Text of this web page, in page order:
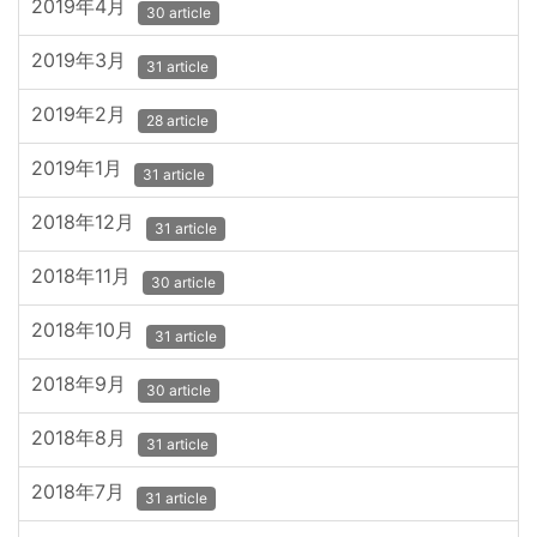
2019年4月 30 article
2019年3月 31 article
2019年2月 28 article
2019年1月 31 article
2018年12月 31 article
2018年11月 30 article
2018年10月 31 article
2018年9月 30 article
2018年8月 31 article
2018年7月 31 article